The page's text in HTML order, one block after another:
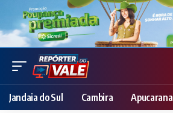
Jandaia do Sul Cambira Apucarana